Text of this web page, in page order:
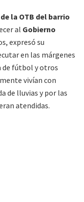
la OTB del barrio
al Gobierno
expresó su
en las márgenes
de fútbol y otros
vivían con
de lluvias y por las
atendidas.